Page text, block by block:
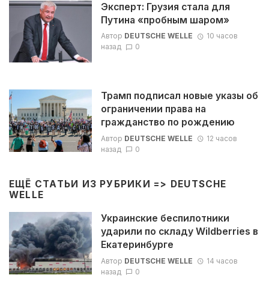
Эксперт: Грузия стала для
Путина «пробным шаром»
Автор DEUTSCHE WELLE
10 часов
назад
0
Трамп подписал новые указы об
ограничении права на
гражданство по рождению
Автор DEUTSCHE WELLE
12 часов
назад
0
ЕЩЁ СТАТЬИ ИЗ РУБРИКИ => DEUTSCHE
WELLE
Украинские беспилотники
ударили по складу Wildberries в
Екатеринбурге
Автор DEUTSCHE WELLE
14 часов
назад
0